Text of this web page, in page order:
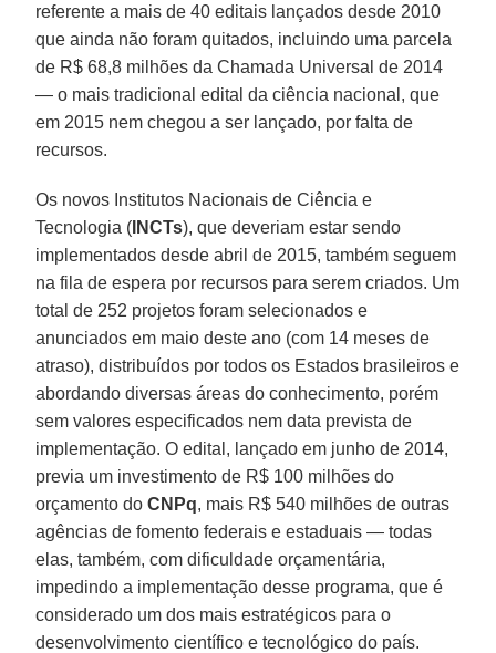
referente a mais de 40 editais lançados desde 2010
que ainda não foram quitados, incluindo uma parcela
de R$ 68,8 milhões da Chamada Universal de 2014
— o mais tradicional edital da ciência nacional, que
em 2015 nem chegou a ser lançado, por falta de
recursos.
Os novos Institutos Nacionais de Ciência e
Tecnologia ( INCTs), que deveriam estar sendo
implementados desde abril de 2015, também seguem
na fila de espera por recursos para serem criados. Um
total de 252 projetos foram selecionados e
anunciados em maio deste ano (com 14 meses de
atraso), distribuídos por todos os Estados brasileiros e
abordando diversas áreas do conhecimento, porém
sem valores especificados nem data prevista de
implementação. O edital, lançado em junho de 2014,
previa um investimento de R$ 100 milhões do
orçamento doCNPq, mais R$ 540 milhões de outras
agências de fomento federais e estaduais — todas
elas, também, com dificuldade orçamentária,
impedindo a implementação desse programa, que é
considerado um dos mais estratégicos para o
desenvolvimento científico e tecnológico do país.